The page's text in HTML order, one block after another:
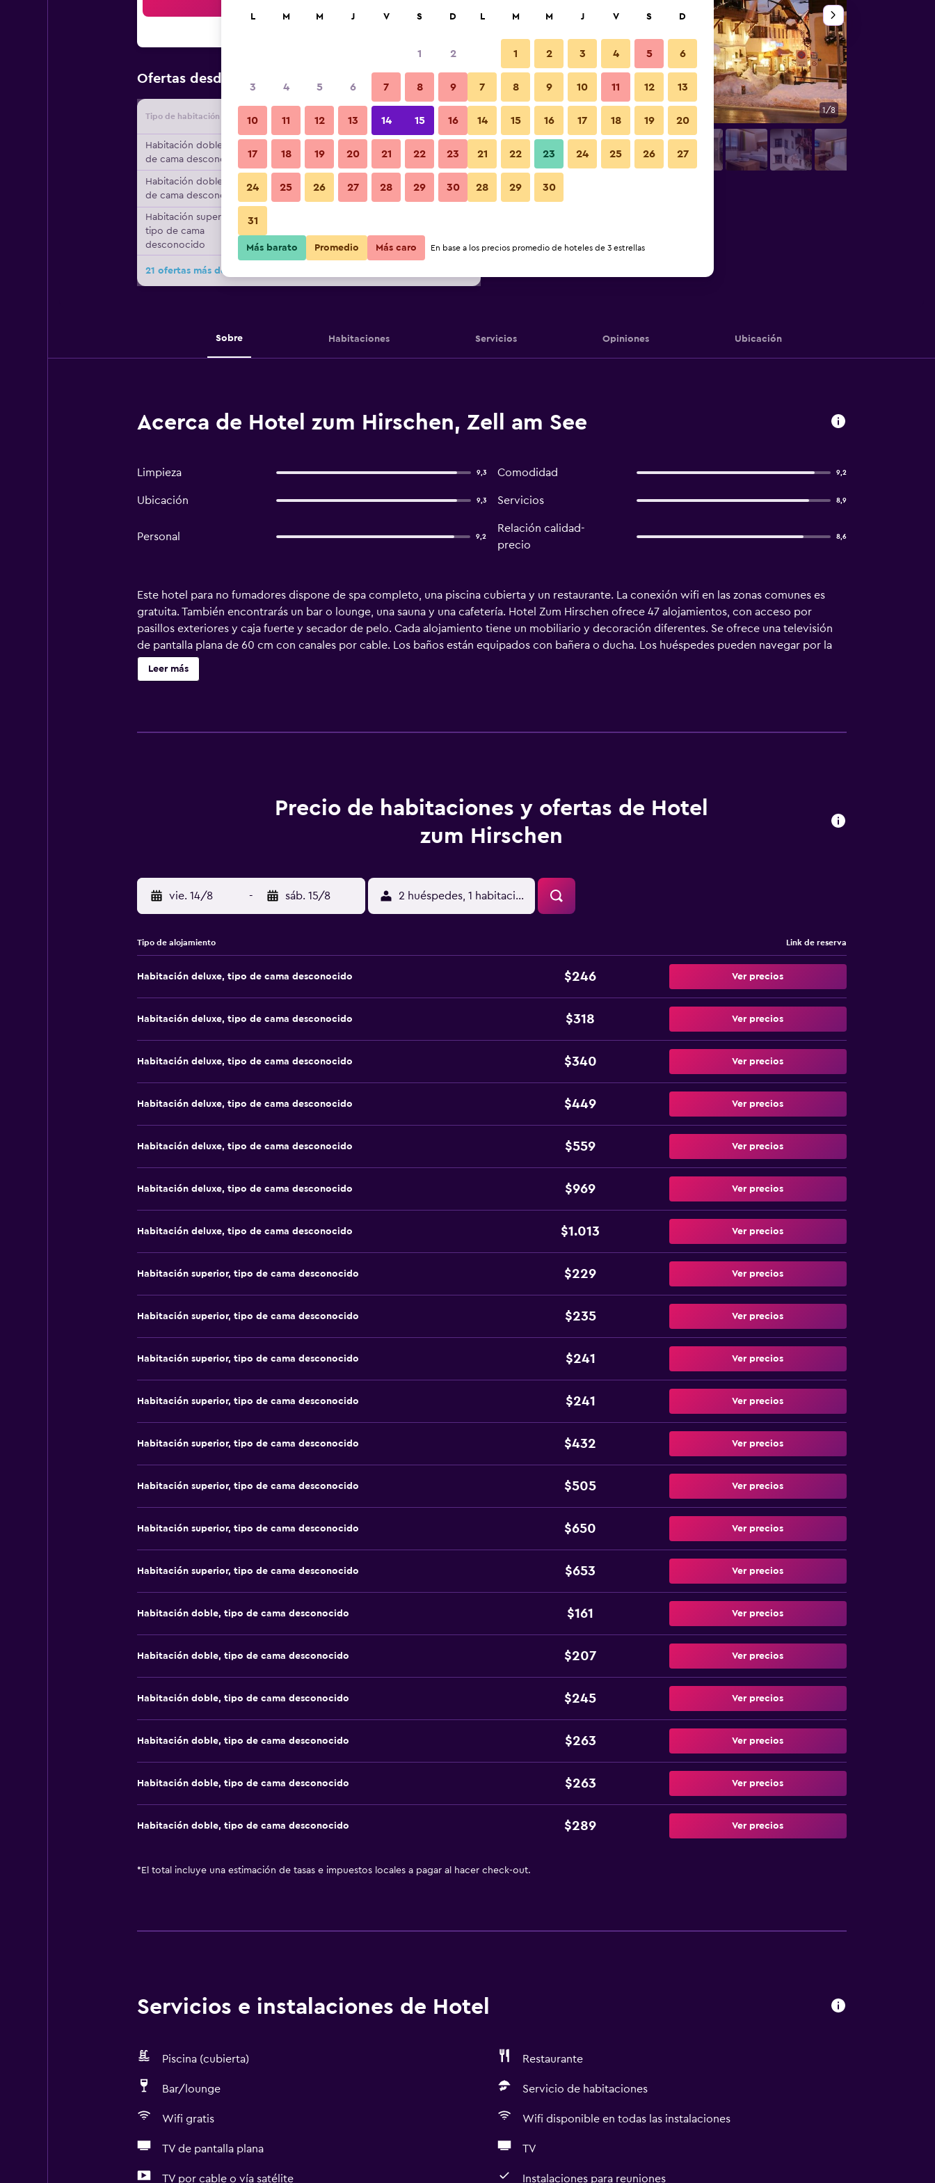
Ofertas desde Oferta más barata de precio por noche
Tipo de habitación Proveedor Total noche
Habitación doble, tipo
de cama desconocido
$161 Ver oferta
Habitación doble, tipo
de cama desconocido
$207 Ver oferta
Habitación superior,
tipo de cama
desconocido
21 ofertas más de Hotel zum Hirschen
Edificio 1/8
Fotos
Sobre Habitaciones Servicios Opiniones Ubicación
Acerca de Hotel zum Hirschen, Zell am See
Limpieza 9,3 Comodidad 9,2
Ubicación 9,3 Servicios 8,9
Personal 9,2
Relación calidad-
precio
8,6
Este hotel para no fumadores dispone de spa completo, una piscina cubierta y un restaurante. La conexión wifi en las zonas comunes es
gratuita. También encontrarás un bar o lounge, una sauna y una cafetería. Hotel Zum Hirschen ofrece 47 alojamientos, con acceso por
pasillos exteriores y caja fuerte y secador de pelo. Cada alojamiento tiene un mobiliario y decoración diferentes. Se ofrece una televisión
de pantalla plana de 60 cm con canales por cable. Los baños están equipados con bañera o ducha. Los huéspedes pueden navegar por la
web gracias a nuestro acceso a Internet wifi gratis. Se ofrece servicio de limpieza todos los días y es posible solicitar juegos de cama
hipoalergénicos. Los servicios de ocio y esparcimiento en este hotel incluyen una piscina cubierta y sauna. Se pueden practicar las
Leer más
Precio de habitaciones y ofertas de Hotel
zum Hirschen
vie. 14/8 - sáb. 15/8 2 huéspedes, 1 habitación
Tipo de alojamiento Link de reserva
Habitación deluxe, tipo de cama desconocido $246 Ver precios
Habitación deluxe, tipo de cama desconocido $318 Ver precios
Habitación deluxe, tipo de cama desconocido $340 Ver precios
Habitación deluxe, tipo de cama desconocido $449 Ver precios
Habitación deluxe, tipo de cama desconocido $559 Ver precios
Habitación deluxe, tipo de cama desconocido $969 Ver precios
Habitación deluxe, tipo de cama desconocido $1.013 Ver precios
Habitación superior, tipo de cama desconocido $229 Ver precios
Habitación superior, tipo de cama desconocido $235 Ver precios
Habitación superior, tipo de cama desconocido $241 Ver precios
Habitación superior, tipo de cama desconocido $241 Ver precios
Habitación superior, tipo de cama desconocido $432 Ver precios
Habitación superior, tipo de cama desconocido $505 Ver precios
Habitación superior, tipo de cama desconocido $650 Ver precios
Habitación superior, tipo de cama desconocido $653 Ver precios
Habitación doble, tipo de cama desconocido $161 Ver precios
Habitación doble, tipo de cama desconocido $207 Ver precios
Habitación doble, tipo de cama desconocido $245 Ver precios
Habitación doble, tipo de cama desconocido $263 Ver precios
Habitación doble, tipo de cama desconocido $263 Ver precios
Habitación doble, tipo de cama desconocido $289 Ver precios
* El total incluye una estimación de tasas e impuestos locales a pagar al hacer check-out.
Servicios e instalaciones de Hotel
Piscina (cubierta) Restaurante
Bar/lounge Servicio de habitaciones
Wifi gratis Wifi disponible en todas las instalaciones
TV de pantalla plana TV
TV por cable o vía satélite Instalaciones para reuniones
L M M J V S D
1 2
3 4 5 6 7 8 9
10 11 12 13 14 15 16
17 18 19 20 21 22 23
24 25 26 27 28 29 30
31
L M M J V S D
1 2 3 4 5 6
7 8 9 10 11 12 13
14 15 16 17 18 19 20
21 22 23 24 25 26 27
28 29 30
Más barato Promedio Más caro En base a los precios promedio de hoteles de 3 estrellas